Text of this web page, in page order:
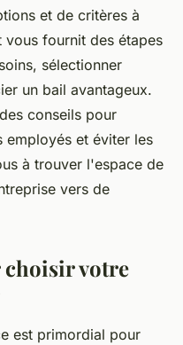
et de critères à
fournit des étapes
sélectionner
un bail avantageux.
conseils pour
employés et éviter les
à trouver l'espace de
vers de
choisir votre
est primordial pour